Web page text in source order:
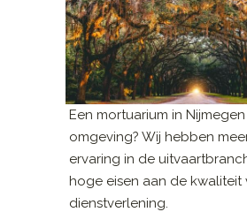
Een mortuarium in
omgeving? Wij hebben
ervaring in de
hoge eisen aan de kwaliteit
dienstverlening.